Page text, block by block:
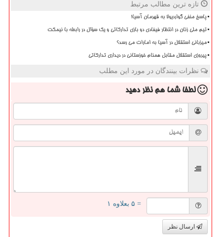
تازه ترین مطالب مرتبط
پاسخ منفی گواردیولا به قهرمان آسیا!
تیم ملی زنان در انتظار فیفادی دو بازی تدارکاتی و یک سؤال در رابطه با نیمکت
میزبانی استقلال در آسیا به امارات می رسد؟
پیروزی استقلال مقابل همنام خوزستانی در دیداری تدارکاتی
نظرات بینندگان در مورد این مطلب
لطفا شما همنظر دهید
= ۵ بعلاوه ۱
ارسال نظر